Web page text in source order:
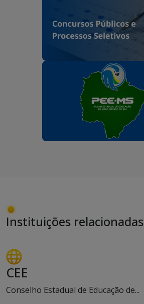
Instituições relacionadas
CEE
Conselho Estadual de Educação de...